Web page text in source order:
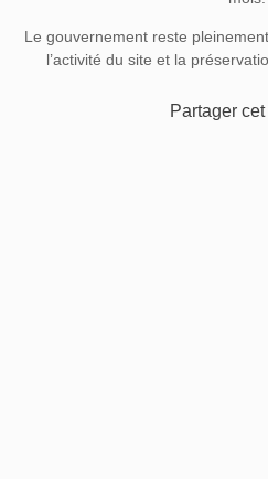
Le gouvernement reste
l’activité du site et la
Partager